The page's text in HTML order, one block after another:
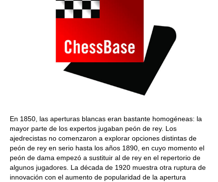
En 1850, las aperturas blancas eran bastante homogéneas: la
mayor parte de los expertos jugaban peón de rey. Los
ajedrecistas no comenzaron a explorar opciones distintas de
peón de rey en serio hasta los años 1890, en cuyo momento el
peón de dama empezó a sustituir al de rey en el repertorio de
algunos jugadores. La década de 1920 muestra otra ruptura de
innovación con el aumento de popularidad de la apertura